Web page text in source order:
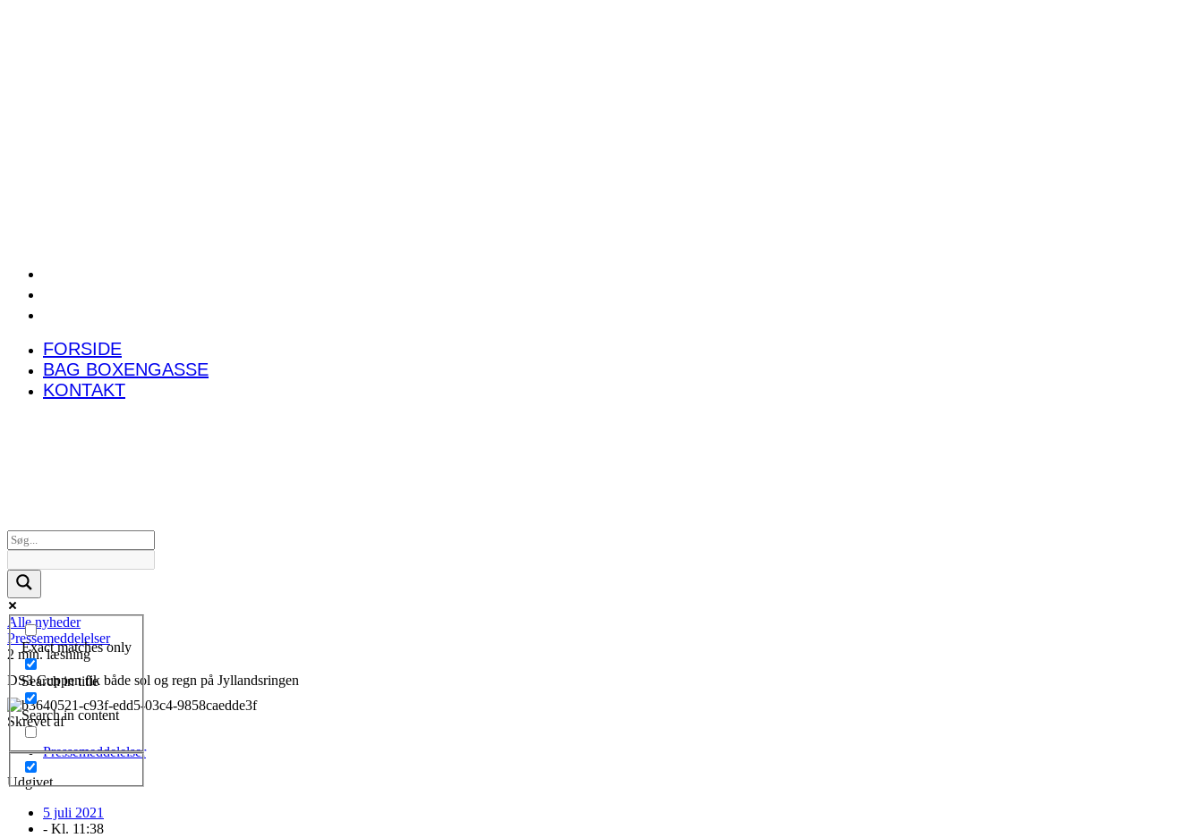
FORSIDE
BAG BOXENGASSE
KONTAKT
Exact matches only
Search in title
Search in content
Alle nyheder
Pressemeddelelser
2 min. læsning
DS3 Cuppen fik både sol og regn på Jyllandsringen
Skrevet af
Pressemeddelelser
Udgivet
5 juli 2021
- Kl. 11:38